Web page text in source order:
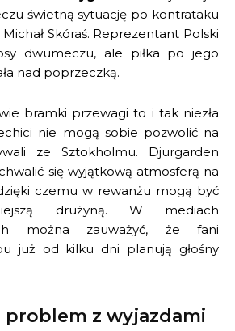
świetną sytuację po kontrataku
Skóraś. Reprezentant Polski
dwumeczu, ale piłka po jego
nad poprzeczką.
bramki przewagi to i tak niezła
nie mogą sobie pozwolić na
ze Sztokholmu. Djurgarden
się wyjątkową atmosferą na
czemu w rewanżu mogą być
drużyną. W mediach
można zauważyć, że fani
już od kilku dni planują głośny
problem z wyjazdami